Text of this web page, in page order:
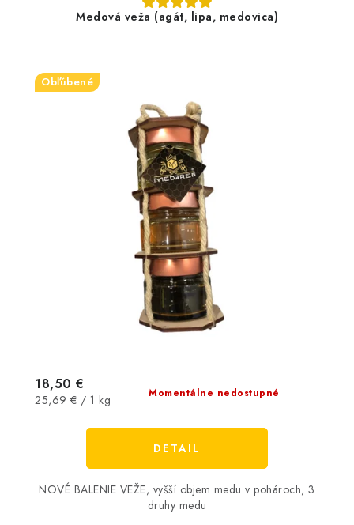
Medová veža (agát, lipa, medovica)
Obľúbené
Momentálne nedostupné
18,50 €
Jednotková
25,69 € / 1 kg
DETAIL
NOVÉ BALENIE VEŽE, vyšší objem medu v pohároch, 3
druhy medu